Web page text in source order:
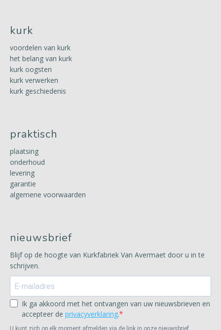
kurk
voordelen van kurk
het belang van kurk
kurk oogsten
kurk verwerken
kurk geschiedenis
praktisch
plaatsing
onderhoud
levering
garantie
algemene voorwaarden
nieuwsbrief
Blijf op de hoogte van Kurkfabriek Van Avermaet door u in te
schrijven.
Ik ga akkoord met het ontvangen van uw nieuwsbrieven en
accepteer de privacyverklaring.
U kunt zich op elk moment afmelden via de link in onze nieuwsbrief.